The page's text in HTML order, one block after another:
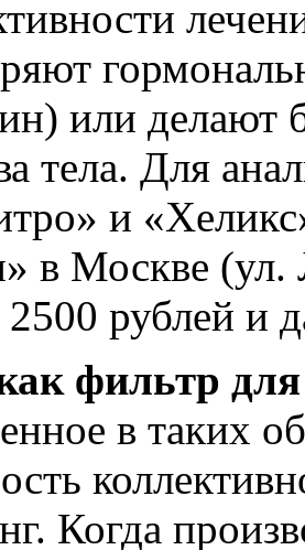
или делают
тела. Для
и
в Москве (ул.
2500 рублей и
фильтр
в таких
Когда